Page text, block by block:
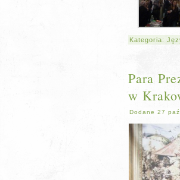
Kategoria:
Para
w
Dodane 27